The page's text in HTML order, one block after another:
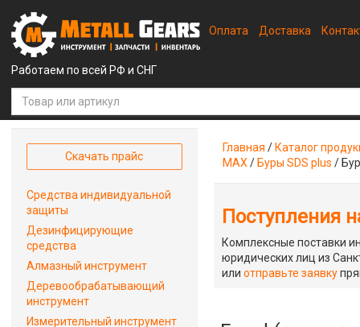
Работаем по всей РФ и СНГ
Оплата Доставка
Главная / Каталог
MAX / Буры SDS plus /
Поступления
Комплексные поставки
юридических лиц из
илиотправьте заявку
Скачать прайс
Средства индивидуальной
защиты
Дезинфицирующие
средства
Алмазный инструмент
Деревообрабатывающий
инструмент
Измерительный инструмент